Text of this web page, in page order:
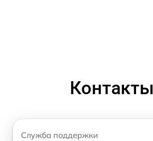
Контакты
Служба поддержки